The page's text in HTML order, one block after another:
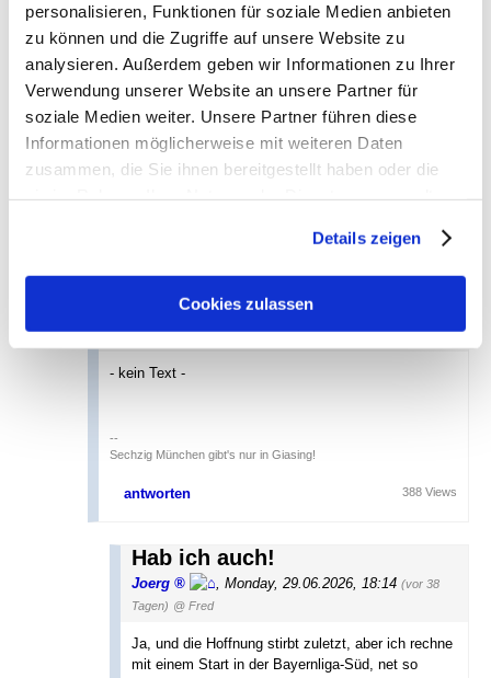
personalisieren, Funktionen für soziale Medien anbieten
zu können und die Zugriffe auf unsere Website zu
analysieren. Außerdem geben wir Informationen zu Ihrer
Verwendung unserer Website an unsere Partner für
soziale Medien weiter. Unsere Partner führen diese
Informationen möglicherweise mit weiteren Daten
zusammen, die Sie ihnen bereitgestellt haben oder die
Sie unsere Webseite weiterhin nutzen.
Details zeigen
Cookies zulassen
Passiert irgendwas am 1.7.?
hjs abwartend,Monday, 29.06.2026, 07:53(vor 38 Tagen)
Fred
Dann hoffe ich mal, dass da alle gut vorbereitet sind. Ich
hab bei diesen Sachen beim Mang irgendwie ein gutes
Gefühl,
antworten 428 Views
29.06.2026, 09:00(vor 38 Tagen) @
hjs abwartend
- kein Text -
--
Sechzig München gibt's nur in Giasing!
antworten 388 Views
Hab ich auch!
Joerg , Monday, 29.06.2026, 18:14 (vor 38
Tagen) @ Fred
Ja, und die Hoffnung stirbt zuletzt, aber ich rechne
mit einem Start in der Bayernliga-Süd, net so